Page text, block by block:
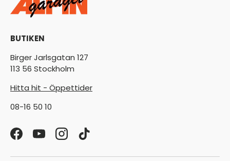
BUTIKEN
Birger Jarlsgatan 127
113 56 Stockholm
Hitta hit - Öppettider
08-16 50 10
FacebookYouTubeInstagram
TikTok